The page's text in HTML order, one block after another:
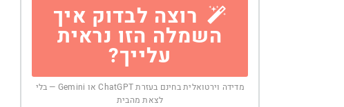
רוצה לבדוק איך
השמלה הזו נראית
עלייך?
מדידה וירטואלית בחינם בעזרת ChatGPT או Gemini — בלי
לצאת מהבית